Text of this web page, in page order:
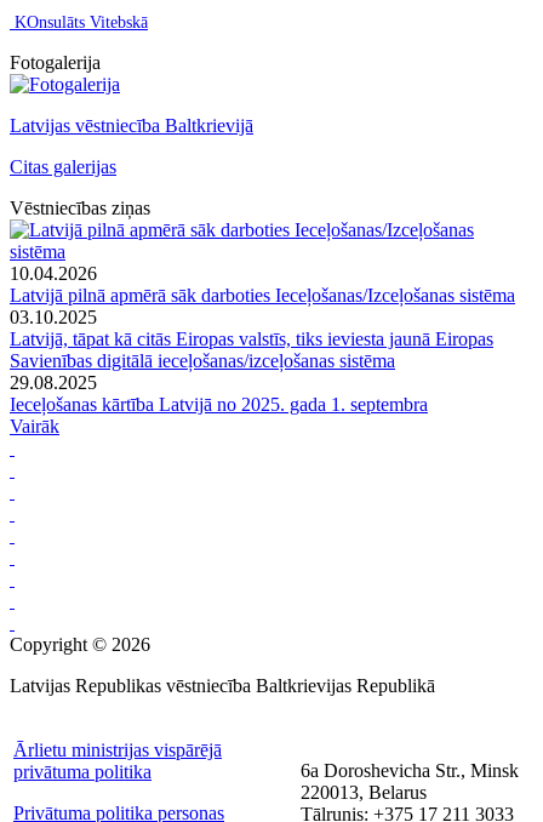
KOnsulāts Vitebskā
Fotogalerija
Latvijas vēstniecība Baltkrievijā
Citas galerijas
Vēstniecības ziņas
10.04.2026
Latvijā pilnā apmērā sāk darboties Ieceļošanas/Izceļošanas sistēma
03.10.2025
Latvijā, tāpat kā citās Eiropas valstīs, tiks ieviesta jaunā Eiropas
Savienības digitālā ieceļošanas/izceļošanas sistēma
29.08.2025
Ieceļošanas kārtība Latvijā no 2025. gada 1. septembra
Vairāk
Copyright © 2026
Latvijas Republikas vēstniecība Baltkrievijas Republikā
Ārlietu ministrijas vispārējā
privātuma politika
Privātuma politika personas
6a Doroshevicha Str., Minsk
220013, Belarus
Tālrunis: +375 17 211 3033